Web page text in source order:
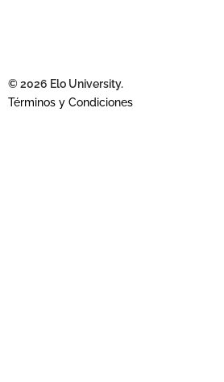
© 2026 Elo University.
Términos y Condiciones